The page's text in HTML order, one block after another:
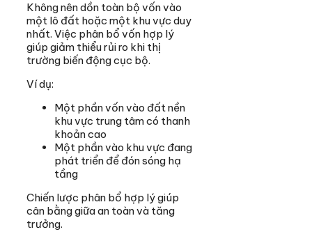
Không nên dồn toàn bộ vốn vào
một lô đất hoặc một khu vực duy
nhất. Việc phân bổ vốn hợp lý
giúp giảm thiểu rủi ro khi thị
trường biến động cục bộ.
Ví dụ:
Một phần vốn vào đất nền
khu vực trung tâm có thanh
khoản cao
Một phần vào khu vực đang
phát triển để đón sóng hạ
tầng
Chiến lược phân bổ hợp lý giúp
cân bằng giữa an toàn và tăng
trưởng.